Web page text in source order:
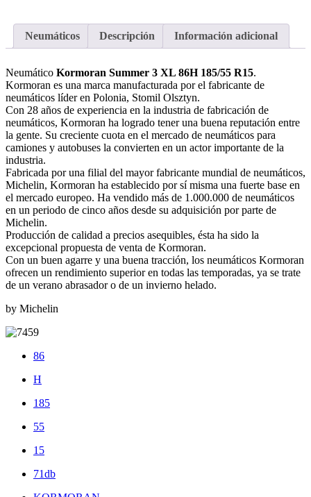
Neumáticos Descripción Información adicional
Neumático Kormoran Summer 3 XL 86H 185/55 R15.
Kormoran es una marca manufacturada por el fabricante de
neumáticos líder en Polonia, Stomil Olsztyn.
Con 28 años de experiencia en la industria de fabricación de
neumáticos, Kormoran ha logrado tener una buena reputación entre
la gente. Su creciente cuota en el mercado de neumáticos para
camiones y autobuses la convierten en un actor importante de la
industria.
Fabricada por una filial del mayor fabricante mundial de neumáticos,
Michelin, Kormoran ha establecido por sí misma una fuerte base en
el mercado europeo. Ha vendido más de 1.000.000 de neumáticos
en un periodo de cinco años desde su adquisición por parte de
Michelin.
Producción de calidad a precios asequibles, ésta ha sido la
excepcional propuesta de venta de Kormoran.
Con un buen agarre y una buena tracción, los neumáticos Kormoran
ofrecen un rendimiento superior en todas las temporadas, ya se trate
de un verano abrasador o de un invierno helado.
by Michelin
86
H
185
55
15
71db